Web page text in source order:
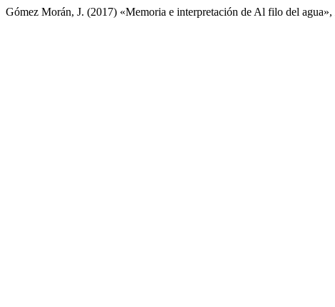
Gómez Morán, J. (2017) «Memoria e interpretación de Al filo del agua»,